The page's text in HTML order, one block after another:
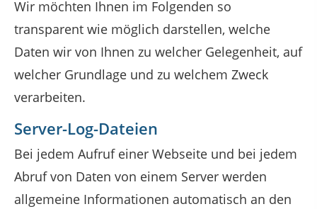
Wir möchten Ihnen im Folgenden so
transparent wie möglich darstellen, welche
Daten wir von Ihnen zu welcher Gelegenheit, auf
welcher Grundlage und zu welchem Zweck
verarbeiten.
Server-Log-Dateien
Bei jedem Aufruf einer Webseite und bei jedem
Abruf von Daten von einem Server werden
allgemeine Informationen automatisch an den